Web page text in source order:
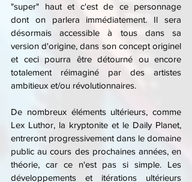
"super" haut et c'est de ce personnage
dont on parlera immédiatement. Il sera
désormais accessible à tous dans sa
version d'origine, dans son concept originel
et ceci pourra être détourné ou encore
totalement réimaginé par des artistes
ambitieux et/ou révolutionnaires.
De nombreux éléments ultérieurs, comme
Lex Luthor, la kryptonite et le Daily Planet,
entreront progressivement dans le domaine
public au cours des prochaines années, en
théorie, car ce n'est pas si simple. Les
développements et itérations ultérieurs